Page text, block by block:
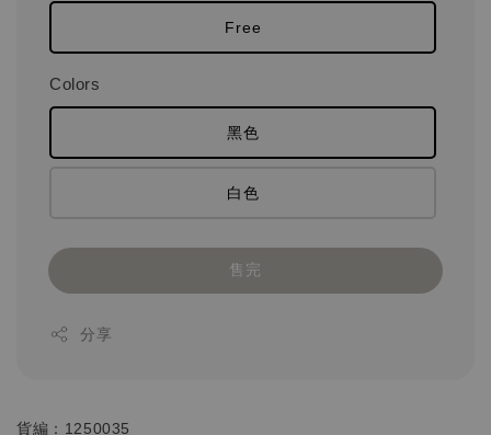
Free
Colors
黑色
白色
售完
分享
貨編：1250035